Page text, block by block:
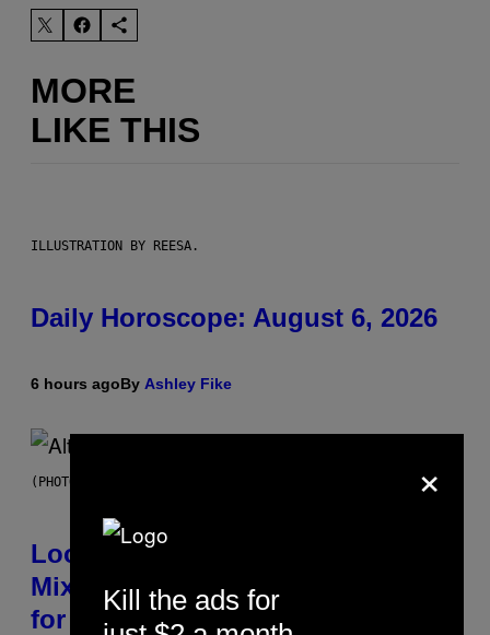
MORE
LIKE THIS
ILLUSTRATION BY REESA.
Daily Horoscope: August 6, 2026
6 hours agoBy Ashley Fike
(PHOTO BY MICK HUTSON/REDFERNS)
Looking For the Perfect Alt-Rock
Mixtape for Your Boo? I Made It
for You Already
×
Kill the ads for